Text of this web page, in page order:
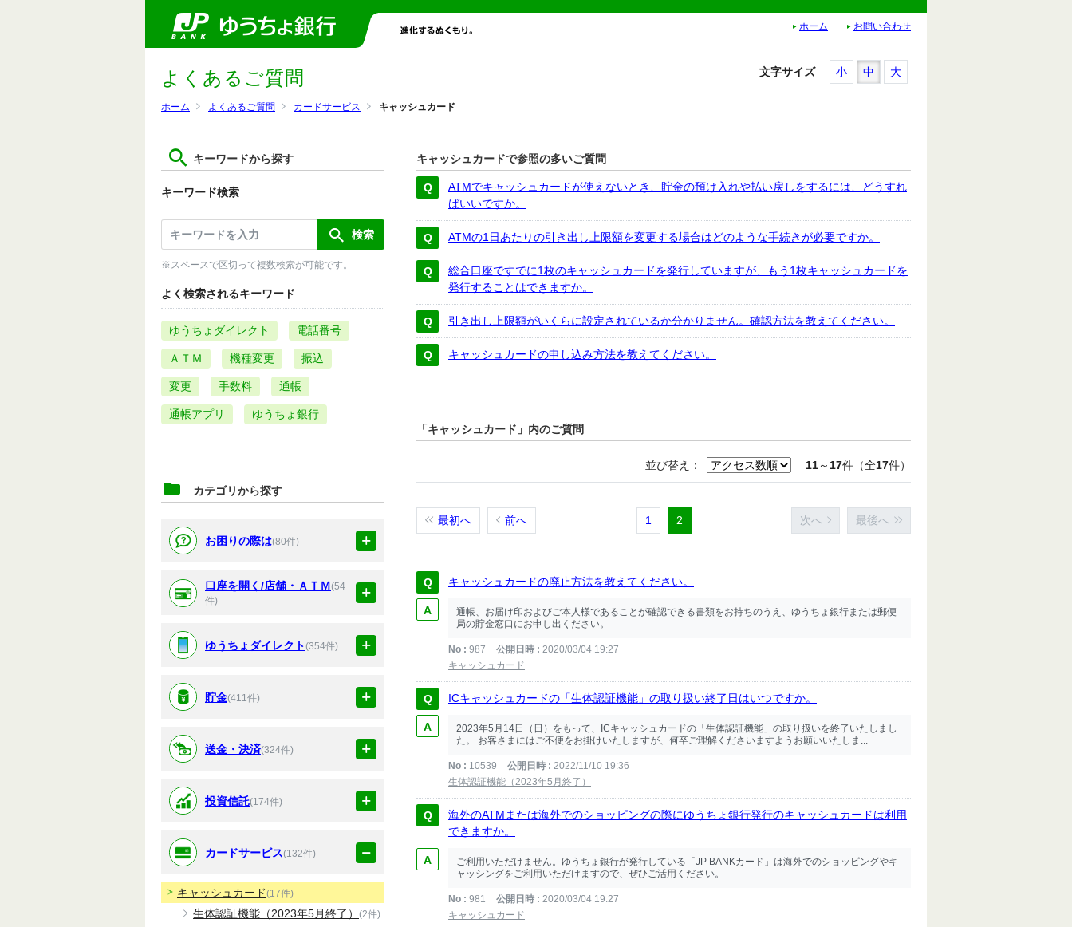
ホーム お問い合わせ
ホーム よくあるご質問 カードサービス キャッシュカード
よくあるご質問
キーワードから探す
キーワード検索
※スペースで区切って複数検索が可能です。
よく検索されるキーワード
ゆうちょダイレクト 電話番号
ＡＴＭ 機種変更 振込
変更 手数料 通帳
通帳アプリ ゆうちょ銀行
カテゴリから探す
お困りの際は(80件)
口座を開く/店舗・ＡＴＭ(54
件)
ゆうちょダイレクト(354件)
貯金(411件)
送金・決済(324件)
投資信託(174件)
カードサービス(132件)
キャッシュカード(17件)
生体認証機能（2023年5月終了） (2件)
文字サイズ 小 中 大
キャッシュカードで参照の多いご質問
ATMでキャッシュカードが使えないとき、貯金の預け入れや払い戻しをするには、どうすれ
ばいいですか。
ATMの1日あたりの引き出し上限額を変更する場合はどのような手続きが必要ですか。
総合口座ですでに1枚のキャッシュカードを発行していますが、もう1枚キャッシュカードを
発行することはできますか。
引き出し上限額がいくらに設定されているか分かりません。確認方法を教えてください。
キャッシュカードの申し込み方法を教えてください。
「キャッシュカード」内のご質問
並び替え： 11～ 17件（全17件）
最初へ 前へ 1 2 次へ 最後へ
キャッシュカードの廃止方法を教えてください。
通帳、お届け印およびご本人様であることが確認できる書類をお持ちのうえ、ゆうちょ銀行または郵便
局の貯金窓口にお申し出ください。
No 987 公開日時
2020/03/04 19:27
キャッシュカード
ICキャッシュカードの「生体認証機能」の取り扱い終了日はいつですか。
2023年5月14日（日）をもって、ICキャッシュカードの「生体認証機能」の取り扱いを終了いたしまし
た。 お客さまにはご不便をお掛けいたしますが、何卒ご理解くださいますようお願いいたしま...
No 10539 公開日時
2022/11/10 19:36
生体認証機能（2023年5月終了）
海外のATMまたは海外でのショッピングの際にゆうちょ銀行発行のキャッシュカードは利用
できますか。
ご利用いただけません。ゆうちょ銀行が発行している「JP BANKカード」は海外でのショッピングやキ
ャッシングをご利用いただけますので、ぜひご活用ください。
No 981 公開日時
2020/03/04 19:27
キャッシュカード